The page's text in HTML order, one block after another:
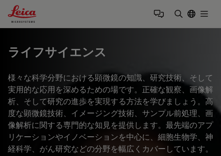
Leica Microsystems Logo
ライフサイエンス
様々な科学分野における顕微鏡の知識、研究技術、そして
実用的な応用を深めるための場です。正確な観察、画像解
析、そして研究の進歩を実現する方法を学びましょう。高
度な顕微鏡技術、イメージング技術、サンプル前処理、画
像解析に関する専門的な知見を提供します。最先端のアプ
リケーションやイノベーションを中心に、細胞生物学、神
経科学、がん研究などの分野を幅広くカバーしています。